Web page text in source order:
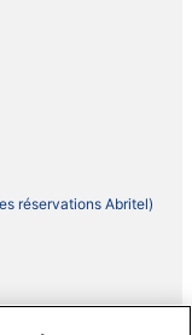
réservations Abritel)